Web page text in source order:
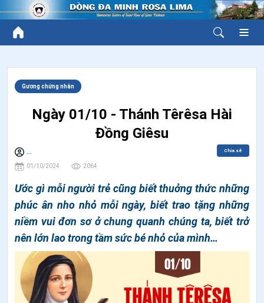
Gương chứng nhân
Ngày 01/10 - Thánh Têrêsa Hài
Đồng Giêsu
...
01/10/2024 2064
Chia sẻ
Ước gì mỗi người trẻ cũng biết thuởng thức những
phúc ân nho nhỏ mỗi ngày, biết trao tặng những
niềm vui đơn sơ ở chung quanh chúng ta, biết trở
nên lớn lao trong tầm sức bé nhỏ của mình…